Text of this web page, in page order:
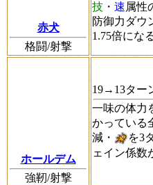
赤犬
格闘/射撃
技 ・ 速属性
防御力ダウ
1.75倍にな
ホールデム
強靭/射撃
19→13ター
一味の体力
かっている
減・
を3
ェイン係数